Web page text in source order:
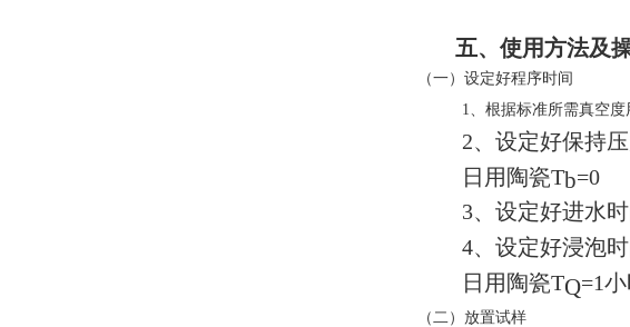
五、使用方法及
（一）设定好程序时间
1、根据标准所需真空
2、设定好保持
日用陶瓷Tb=0
3、设定好进水
4、设定好浸泡
日用陶瓷TQ=1
（二）放置试样